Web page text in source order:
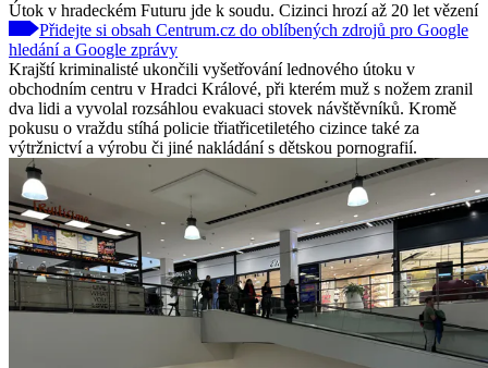
Útok v hradeckém Futuru jde k soudu. Cizinci hrozí až 20 let vězení
Přidejte si obsah Centrum.cz do oblíbených zdrojů pro Google
hledání a Google zprávy
Krajští kriminalisté ukončili vyšetřování lednového útoku v
obchodním centru v Hradci Králové, při kterém muž s nožem zranil
dva lidi a vyvolal rozsáhlou evakuaci stovek návštěvníků. Kromě
pokusu o vraždu stíhá policie třiatřicetiletého cizince také za
výtržnictví a výrobu či jiné nakládání s dětskou pornografií.